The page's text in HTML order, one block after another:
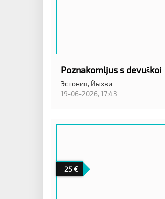
Poznakomljus s devuškoi
Эстония, Йыхви
19-06-2026, 17:43
25